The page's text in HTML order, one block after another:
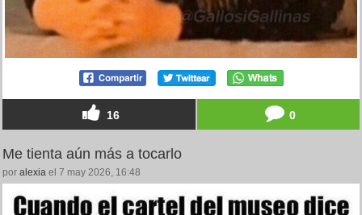
16 0
Me tienta aún más a tocarlo
por alexia el 7 may 2026, 16:48